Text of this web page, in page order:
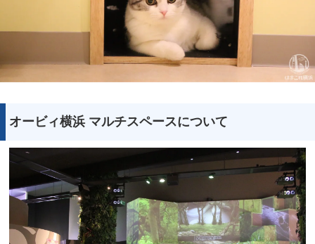
オービィ横浜 マルチスペースについて
観光ガイド
ランキング
ブログ記事